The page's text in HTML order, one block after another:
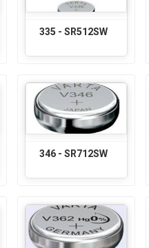
335 - SR512SW
346 - SR712SW